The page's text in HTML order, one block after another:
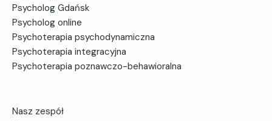
Psycholog Gdańsk
Psycholog online
Psychoterapia psychodynamiczna
Psychoterapia integracyjna
Psychoterapia poznawczo-behawioralna
Nasz zespół